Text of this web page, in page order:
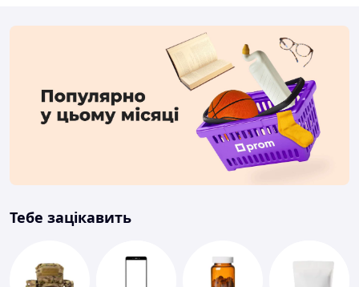
Тебе зацікавить